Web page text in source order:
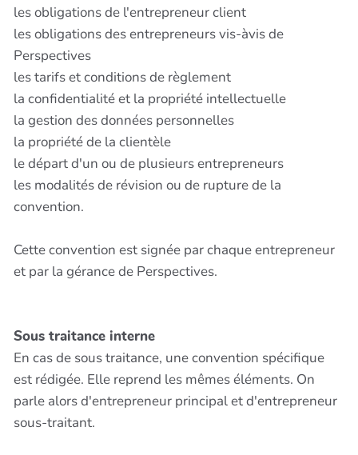
les obligations de l'entrepreneur client
les obligations des entrepreneurs vis-àvis de
Perspectives
les tarifs et conditions de règlement
la confidentialité et la propriété intellectuelle
la gestion des données personnelles
la propriété de la clientèle
le départ d'un ou de plusieurs entrepreneurs
les modalités de révision ou de rupture de la
convention.
Cette convention est signée par chaque entrepreneur
et par la gérance de Perspectives.
Sous traitance interne
En cas de sous traitance, une convention spécifique
est rédigée. Elle reprend les mêmes éléments. On
parle alors d'entrepreneur principal et d'entrepreneur
sous-traitant.